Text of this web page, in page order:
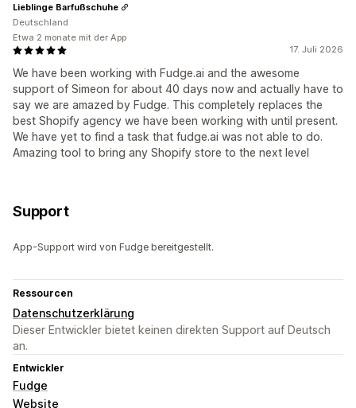
17. Juli 2026
We have been working with Fudge.ai and the awesome
support of Simeon for about 40 days now and actually have to
say we are amazed by Fudge. This completely replaces the
best Shopify agency we have been working with until present.
We have yet to find a task that fudge.ai was not able to do.
Amazing tool to bring any Shopify store to the next level
Lieblinge Barfußschuhe
Deutschland
Etwa 2 monate mit der App
Support
App-Support wird von Fudge bereitgestellt.
Ressourcen
Datenschutzerklärung
Dieser Entwickler bietet keinen direkten Support auf Deutsch
an.
Entwickler
Fudge
Website